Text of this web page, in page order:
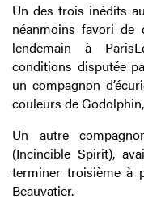
Un des trois inédits
néanmoins favori de
lendemain à
conditions disputée
un compagnon
couleurs de
Un autre
(Incincible Spirit),
terminer troisième à
Beauvatier.